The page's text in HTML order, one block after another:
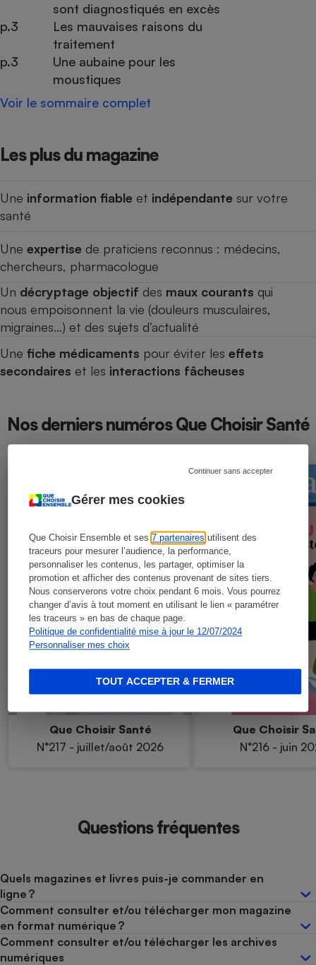
Gérer mes cookies
Que Choisir Ensemble et ses7 partenaires utilisent des
traceurs pour mesurer l’audience, la performance,
personnaliser les contenus, les partager, optimiser la
promotion et afficher des contenus provenant de sites tiers.
Nous conserverons votre choix pendant 6 mois. Vous pourrez
changer d’avis à tout moment en utilisant le lien « paramétrer
les traceurs » en bas de chaque page.
Politique de confidentialité mise à jour le 12/07/2024
Personnaliser mes choix
Continuer sans accepter
TOUT ACCEPTER & FERMER
sont diagnostiqués en excès
p.3
Les mauvaises raisons du
traitement
p.3
Une aubaine pour les
moustiques
Voir le sommaire complet
Les plus du magazine
Une information fiable et indépendante sur votre
santé
Une expertise de praticiens reconnus : médecins,
chercheurs, pharmacologue
Un décryptage objectif des maux courants qui
nous empoisonnent la vie (douleurs musculaires,
migraines…) et des sujets d’actualité
Une fiche médicaments pour éviter les effets
secondaires et les interactions fâcheuses
Nos derniers numéros Que Choisir Santé
Que Choisir Santé
N°217 - juillet/août 2026
Que Choisir
N°216 - juin
Questions fréquentes
Quels magazines et livres puis-je commander en
ligne ?
Comment consulter et/ou télécharger mon magazine
en format numérique ?
Comment consulter et/ou télécharger les archives
numériques